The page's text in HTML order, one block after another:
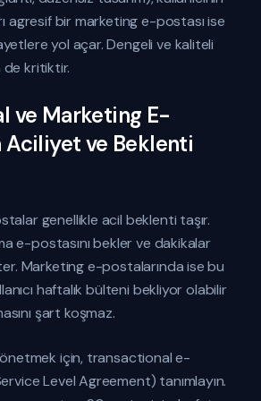
agresif bir marketing e-postası ise
yol açar. Dengeli ve kaliteli
de kritiktir.
ve Marketing E-
Aciliyet ve Beklenti
genellikle acil beklenti taşır.
e-postasını bekler ve dakikalar
Marketing e-postalarında ise bu
haftalık bülteni bekliyor olabilir
şart koşmaz.
için, transactional e-
Level Agreement) tanımlayın.